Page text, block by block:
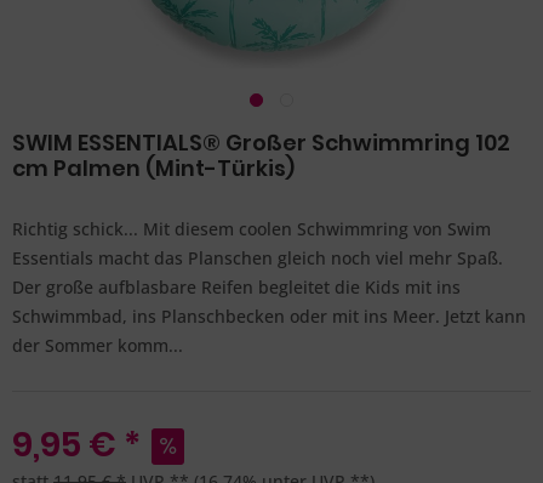
SWIM ESSENTIALS® Großer Schwimmring 102
cm Palmen (Mint-Türkis)
Richtig schick... Mit diesem coolen Schwimmring von Swim
Essentials macht das Planschen gleich noch viel mehr Spaß.
Der große aufblasbare Reifen begleitet die Kids mit ins
Schwimmbad, ins Planschbecken oder mit ins Meer. Jetzt kann
der Sommer komm...
9,95 € *